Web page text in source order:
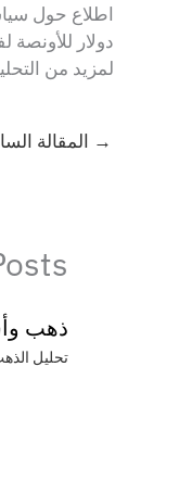
دولار
لمزيد من
→ المقالة
ذهب
تحليل